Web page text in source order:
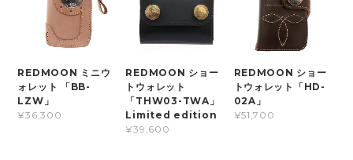
REDMOON ミニウ
ォレット 「BB-
LZW」
¥36,300
REDMOON ショー
トウォレット
「THW03-TWA」
Limited edition
¥39,600
REDMOON ショー
トウォレット「HD-
02A」
¥51,700